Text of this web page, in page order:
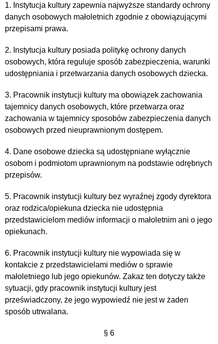
1. Instytucja kultury zapewnia najwyższe standardy ochrony
danych osobowych małoletnich zgodnie z obowiązującymi
przepisami prawa.
2. Instytucja kultury posiada politykę ochrony danych
osobowych, która reguluje sposób zabezpieczenia, warunki
udostępniania i przetwarzania danych osobowych dziecka.
3. Pracownik instytucji kultury ma obowiązek zachowania
tajemnicy danych osobowych, które przetwarza oraz
zachowania w tajemnicy sposobów zabezpieczenia danych
osobowych przed nieuprawnionym dostępem.
4. Dane osobowe dziecka są udostępniane wyłącznie
osobom i podmiotom uprawnionym na podstawie odrębnych
przepisów.
5. Pracownik instytucji kultury bez wyraźnej zgody dyrektora
oraz rodzica/opiekuna dziecka nie udostępnia
przedstawicielom mediów informacji o małoletnim ani o jego
opiekunach.
6. Pracownik instytucji kultury nie wypowiada się w
kontakcie z przedstawicielami mediów o sprawie
małoletniego lub jego opiekunów. Zakaz ten dotyczy także
sytuacji, gdy pracownik instytucji kultury jest
przeświadczony, że jego wypowiedź nie jest w żaden
sposób utrwalana.
§ 6